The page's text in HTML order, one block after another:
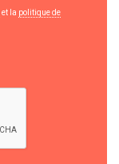
et la politique de